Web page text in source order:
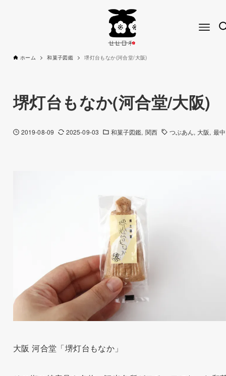
ホーム 和菓子図鑑 堺灯台もなか(河合堂/大阪)
堺灯台もなか(河合堂/大阪)
2019-08-09 2025-09-03 和菓子図鑑 関西 つぶあん 大阪 最中
大阪 河合堂「堺灯台もなか」